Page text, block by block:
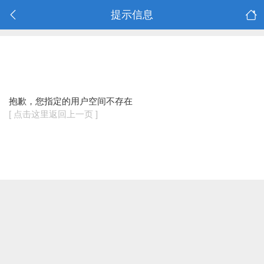
提示信息
抱歉，您指定的用户空间不存在
[ 点击这里返回上一页 ]